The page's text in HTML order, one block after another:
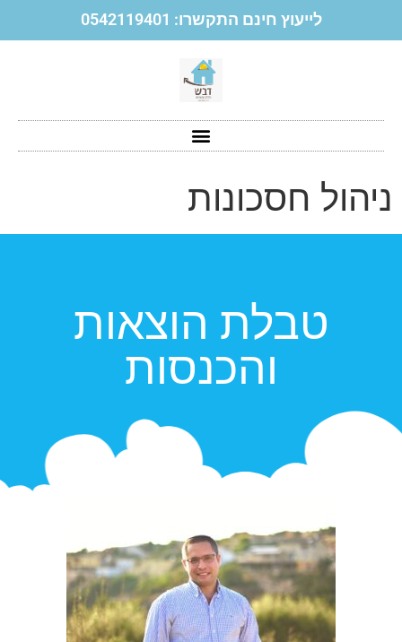
לייעוץ חינם התקשרו: 0542119401
ניהול חסכונות
טבלת הוצאות
והכנסות